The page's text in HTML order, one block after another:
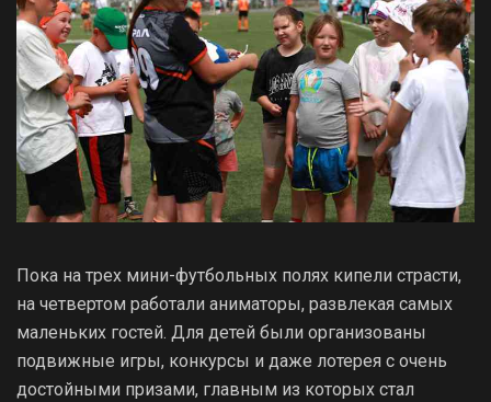
Пока на трех мини-футбольных полях кипели страсти,
на четвертом работали аниматоры, развлекая самых
маленьких гостей. Для детей были организованы
подвижные игры, конкурсы и даже лотерея с очень
достойными призами, главным из которых стал